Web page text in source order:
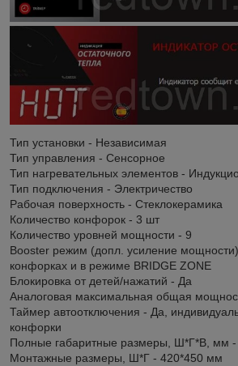
Тип установки - Независимая
Тип управления - Сенсорное
Тип нагревательных элементов -
Тип подключения - Электричество
Рабочая поверхность - Стеклокерамика
Количество конфорок - 3 шт
Количество уровней мощности - 9
Booster режим (допл. усиление
конфорках и в режиме BRIDGE ZONE
Блокировка от детей/нажатий - Да
Аналоговая максимальная общая
Таймер автоотключения - Да,
конфорки
Полные габаритные размеры, Ш*Г*В, мм -
Монтажные размеры, Ш*Г - 420*450 мм